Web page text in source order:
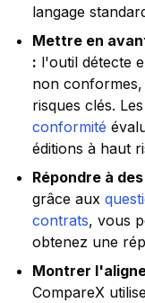
langage
Mettre en
: l'outil détecte
non conformes,
risques clés. Les
conformité
éditions à haut
Répondre à
grâce aux
contrats, vous
obtenez une
Montrer
CompareX